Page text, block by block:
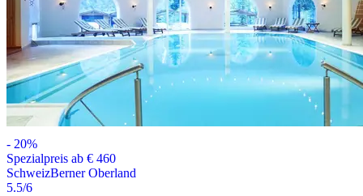
- 20%
Spezialpreis ab € 460
SchweizBerner Oberland
5.5/6